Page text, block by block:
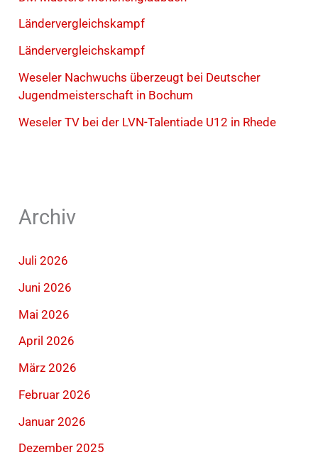
Ländervergleichskampf
Ländervergleichskampf
Weseler Nachwuchs überzeugt bei Deutscher
Jugendmeisterschaft in Bochum
Weseler TV bei der LVN-Talentiade U12 in Rhede
Archiv
Juli 2026
Juni 2026
Mai 2026
April 2026
März 2026
Februar 2026
Januar 2026
Dezember 2025